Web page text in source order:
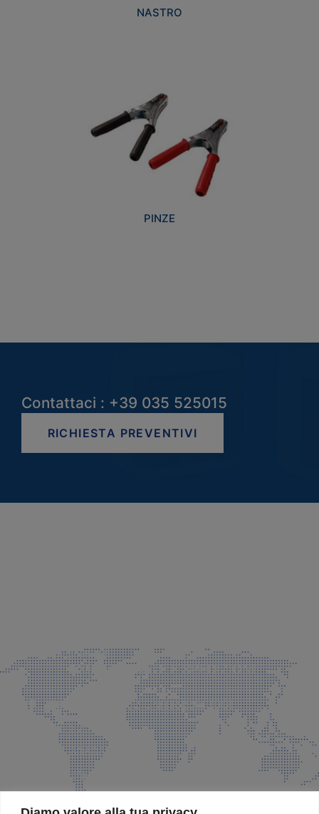
NASTRO
PINZE
Contattaci : +39 035 525015
RICHIESTA PREVENTIVI
info@faeg.it
COMMERCIALE E SPEDIZIONI
Via Padre Elzi, 32 Grassobbio (BG)
035 525015
035 335037
info@faeg.it
SITE MAP